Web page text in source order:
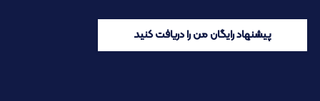
پیشنهاد رایگان من را دریافت کنید